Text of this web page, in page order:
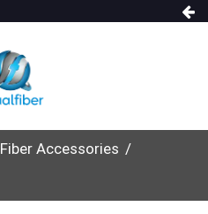
Fiber Accessories